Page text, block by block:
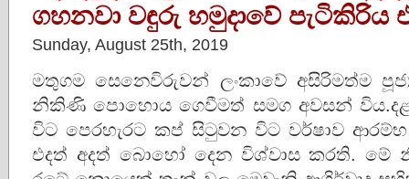
ගහනවා වඳුරු හමුදාවේ පැටිකිරිය
Sunday, August 25th, 2019
මතුගම සෙනෙවිරුවන් ලංකාවේ අසිරිමත්ම
නිකිණි පොහොය ගෙවීමත් සමග අවසන්
විට පෙරහැරට කප් සිටුවන විට වර්ෂාව
එදත් අදත් බොහෝ දෙන විශ්වාස කරති. මේ